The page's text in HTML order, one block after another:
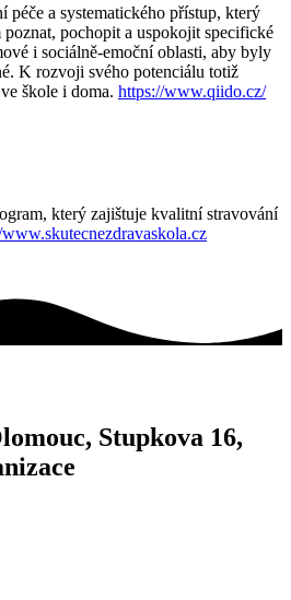
péče a systematického přístup, který
pochopit a uspokojit specifické
i sociálně-emoční oblasti, aby byly
K rozvoji svého potenciálu totiž
škole i doma. https://www.qiido.cz/
který zajištuje kvalitní stravování
Stupkova 16,